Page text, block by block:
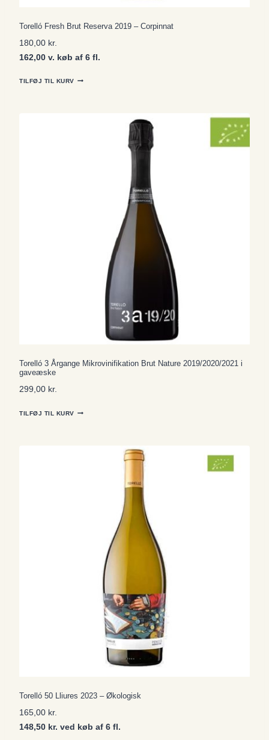
Torelló Fresh Brut Reserva 2019 – Corpinnat
180,00 kr.
162,00 v. køb af 6 fl.
TILFØJ TIL KURV
Torelló 3 Årgange Mikrovinifikation Brut Nature 2019/2020/2021 i
gaveæske
299,00 kr.
TILFØJ TIL KURV
Torelló 50 Lliures 2023 – Økologisk
165,00 kr.
148,50 kr. ved køb af 6 fl.